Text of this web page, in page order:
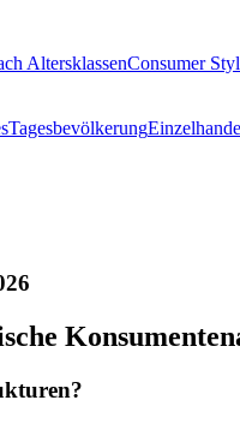
AltersklassenConsumer
Tagesbevölkerung